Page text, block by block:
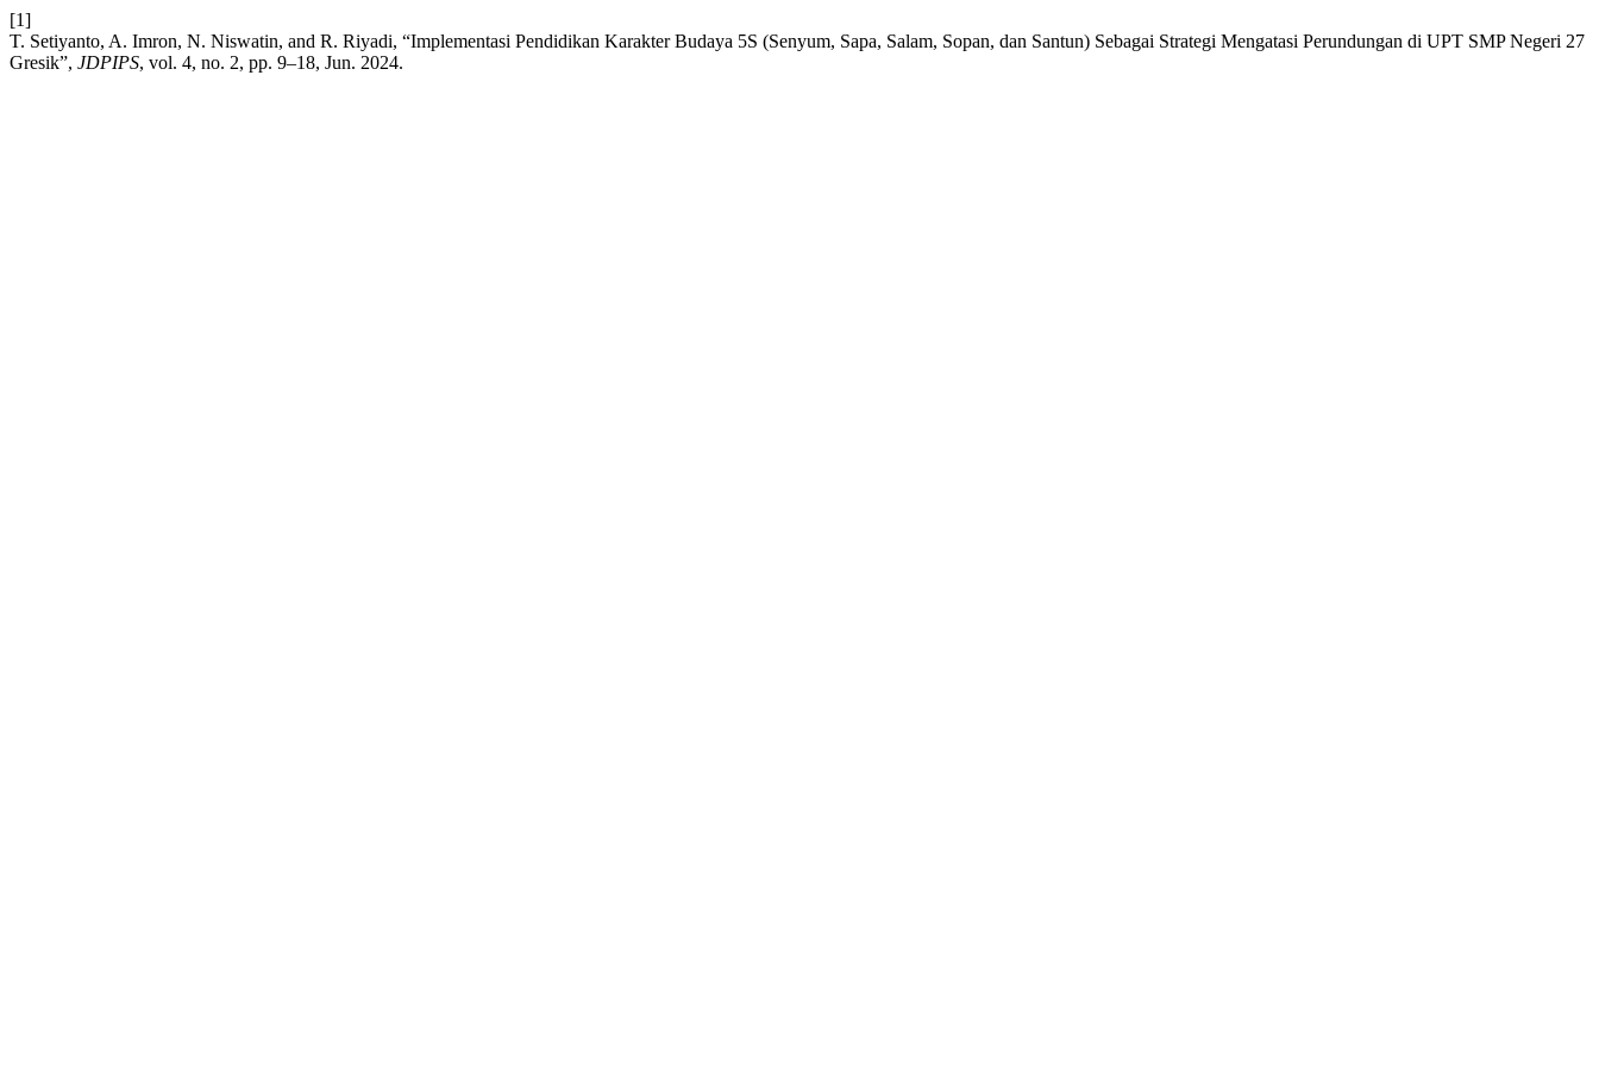
[1]
T. Setiyanto, A. Imron, N. Niswatin, and R. Riyadi, “Implementasi Pendidikan Karakter Budaya 5S (Senyum, Sapa, Salam, Sopan, dan Santun) Sebagai Strategi Mengatasi Perundungan di UPT SMP Negeri 27
Gresik”, JDPIPS, vol. 4, no. 2, pp. 9–18, Jun. 2024.